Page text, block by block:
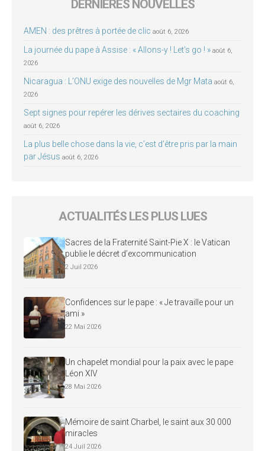
DERNIÈRES NOUVELLES
AMEN : des prêtres à portée de clic août 6, 2026
La journée du pape à Assise : « Allons-y ! Let’s go ! » août 6,
2026
Nicaragua : L’ONU exige des nouvelles de Mgr Mata août 6,
2026
Sept signes pour repérer les dérives sectaires du coaching
août 6, 2026
La plus belle chose dans la vie, c’est d’être pris par la main
par Jésus août 6, 2026
ACTUALITÉS LES PLUS LUES
Sacres de la Fraternité Saint-Pie X : le Vatican
publie le décret d’excommunication
2 Juil 2026
Confidences sur le pape : « Je travaille pour un
ami »
22 Mai 2026
Un chapelet mondial pour la paix avec le pape
Léon XIV
28 Mai 2026
Mémoire de saint Charbel, le saint aux 30 000
miracles
24 Juil 2026